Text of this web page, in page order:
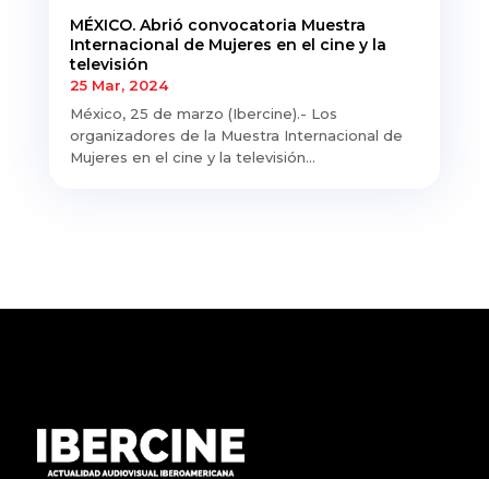
MÉXICO. Abrió convocatoria Muestra
Internacional de Mujeres en el cine y la
televisión
25 Mar, 2024
México, 25 de marzo (Ibercine).- Los
organizadores de la Muestra Internacional de
Mujeres en el cine y la televisión...